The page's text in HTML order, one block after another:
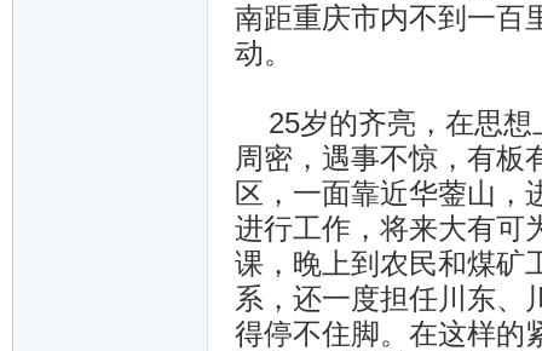
南距重庆市内不到一百
动。
25岁的齐亮，在思想
周密，遇事不惊，有板
区，一面靠近华蓥山，
进行工作，将来大有可
课，晚上到农民和煤矿
系，还一度担任川东、
得停不住脚。在这样的